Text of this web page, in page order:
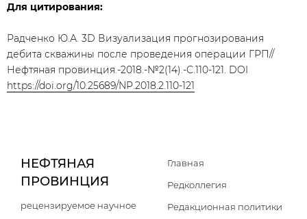
Для цитирования:
Радченко Ю.А. 3D Визуализация прогнозирования
дебита скважины после проведения операции ГРП//
Нефтяная провинция.-2018.-№2(14).-С.110-121. DOI
https://doi.org/10.25689/NP.2018.2.110-121
НЕФТЯНАЯ
ПРОВИНЦИЯ
рецензируемое научное
Главная
Редколлегия
Редакционная политики